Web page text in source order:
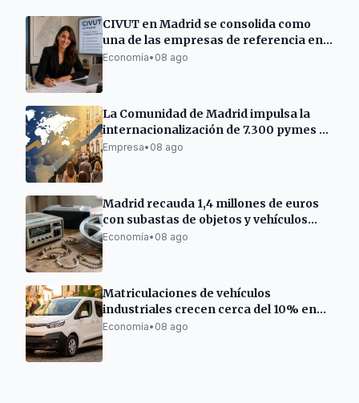
CIVUT en Madrid se consolida como
una de las empresas de referencia en
la tramitación de licencias turísticas
Economía• 08 ago
La Comunidad de Madrid impulsa la
internacionalización de 7.300 pymes y
autónomos
Empresa• 08 ago
Madrid recauda 1,4 millones de euros
con subastas de objetos y vehículos
municipales
Economía• 08 ago
Matriculaciones de vehículos
industriales crecen cerca del 10% en
Cataluña
Economía• 08 ago